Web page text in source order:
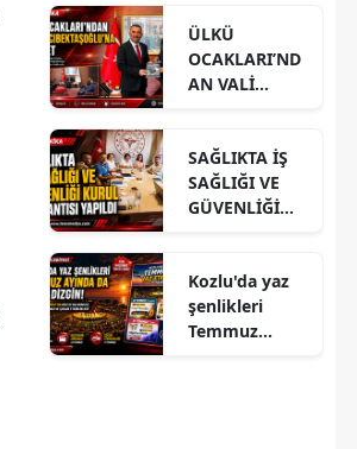
ÜLKÜ
OCAKLARI’ND
AN VALİ
ZİYARET
SAĞLIKTA İŞ
SAĞLIĞI VE
GÜVENLİĞİ
YAPILDI
Kozlu'da yaz
şenlikleri
Temmuz